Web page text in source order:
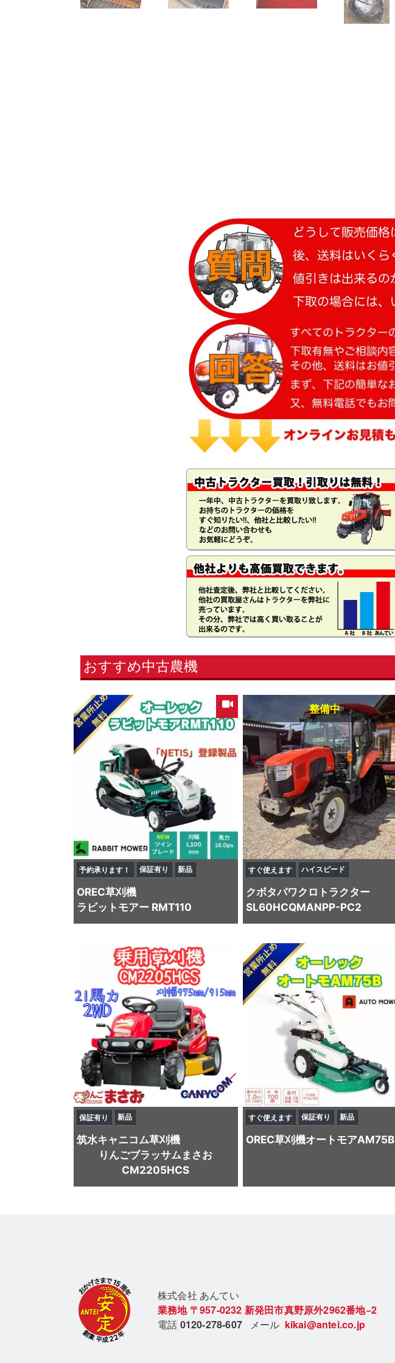
おすすめ中古農機
予約承ります！ 保証有り 新品
OREC草刈機
ラビットモアー RMT110
整備中
すぐ使えます ハイスピード
クボタパワクロトラクター
SL60HCQMANPP-PC2
保証有り 新品
筑水キャニコム草刈機
りんごブラッサムまさお
CM2205HCS
すぐ使えます 保証有り 新品
OREC草刈機オートモアAM75B
株式会社 あんてい
業務地 〒957-0232 新発田市真野原外2962番地−2
電話 0120-278-607 メール kikai@antei.co.jp